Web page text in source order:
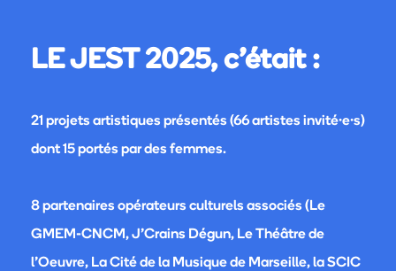
LE JEST 2025, c'était :
21 projets artistiques présentés (66 artistes invité·e·s)
dont 15 portés par des femmes.
8 partenaires opérateurs culturels associés (Le
GMEM-CNCM, J’Crains Dégun, Le Théâtre de
l’Oeuvre, La Cité de la Musique de Marseille, la SCIC